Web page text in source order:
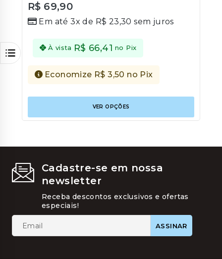
out
R$ 69,90
Em até 3x de R$ 23,30 sem juros
À vista R$ 66,41 no Pix
Economize R$3,50 no Pix
VER OPÇÕES
tem
As
Cadastre-se em nossa
newsletter
Receba descontos exclusivos e ofertas
especiais!